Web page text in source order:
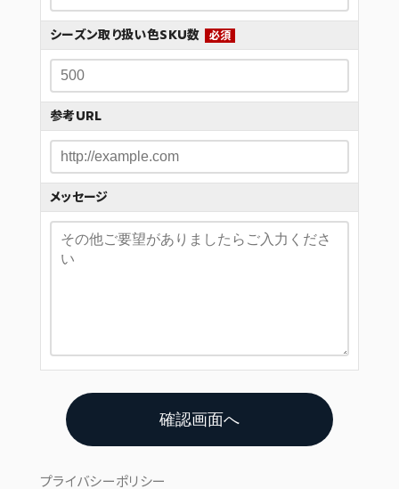
シーズン取り扱い色SKU数 必須
参考URL
メッセージ
確認画面へ
プライバシーポリシー